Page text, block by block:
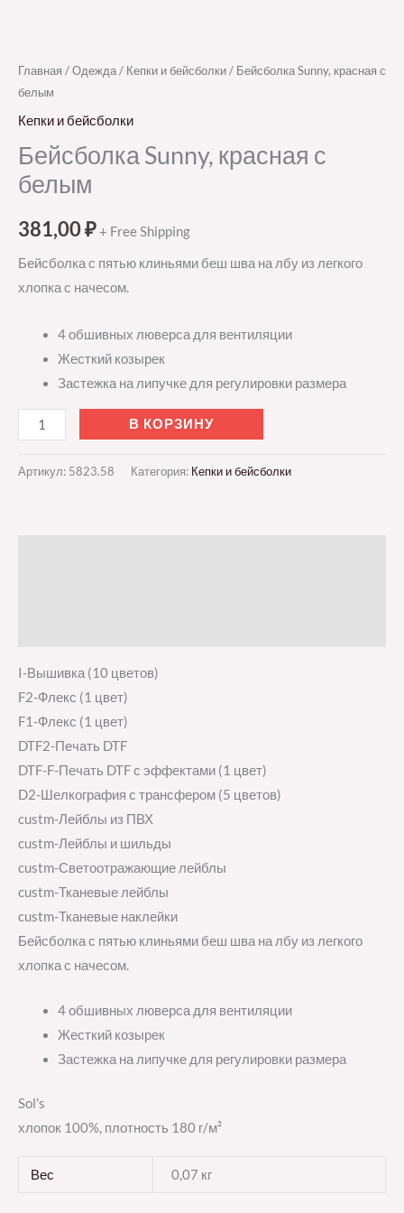
Главная /Одежда/ Кепки и бейсболки/ Бейсболка Sunny, красная с
белым
Кепки и бейсболки
Бейсболка Sunny, красная с
белым
381,00₽+ Free Shipping
Бейсболка с пятью клиньями беш шва на лбу из легкого
хлопка с начесом.
4 обшивных люверса для вентиляции
Жесткий козырек
Застежка на липучке для регулировки размера
В КОРЗИНУ
Артикул: 5823.58 Категория: Кепки и бейсболки
I-Вышивка (10 цветов)
F2-Флекс (1 цвет)
F1-Флекс (1 цвет)
DTF2-Печать DTF
DTF-F-Печать DTF с эффектами (1 цвет)
D2-Шелкография с трансфером (5 цветов)
custm-Лейблы из ПВХ
custm-Лейблы и шильды
custm-Светоотражающие лейблы
custm-Тканевые лейблы
custm-Тканевые наклейки
Бейсболка с пятью клиньями беш шва на лбу из легкого
хлопка с начесом.
4 обшивных люверса для вентиляции
Жесткий козырек
Застежка на липучке для регулировки размера
Sol’s
хлопок 100%, плотность 180 г/м²
Вес 0,07 кг